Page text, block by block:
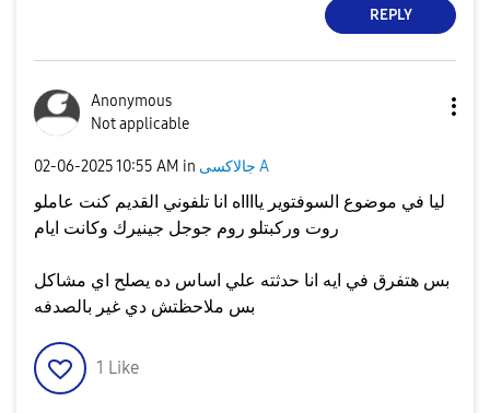
REPLY
Anonymous
Not applicable
‎02-06-202510:55 AM in جالاكسى A
ليا في موضوع السوفتوير يااااه انا تلفوني القديم كنت عاملو
روت وركبتلو روم جوجل جينيرك وكانت ايام
بس هتفرق في ايه انا حدثته علي اساس ده يصلح اي مشاكل
بس ملاحظتش دي غير بالصدفه
1 Like